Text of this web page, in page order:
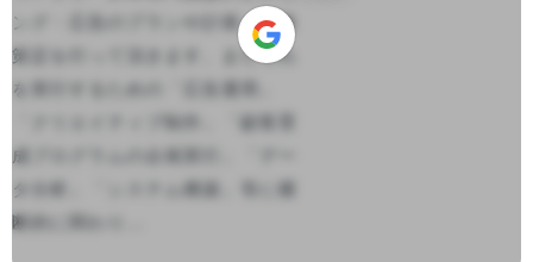
ング・広告のプランや計画・戦略
策定を行って頂きます。またそれ
を実行するための「広告運用」
成プログラムの企画実行」「デー
タ分析」「システム構築」等に横
断的に関わり...